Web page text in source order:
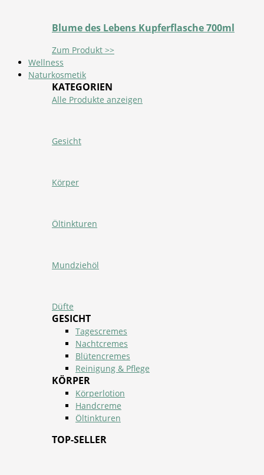
Blume des Lebens Kupferflasche 700ml
Zum Produkt >>
Wellness
Naturkosmetik
KATEGORIEN
Alle Produkte anzeigen
Gesicht
Körper
Öltinkturen
Mundziehöl
Düfte
GESICHT
Tagescremes
Nachtcremes
Blütencremes
Reinigung & Pflege
KÖRPER
Körperlotion
Handcreme
Öltinkturen
TOP-SELLER